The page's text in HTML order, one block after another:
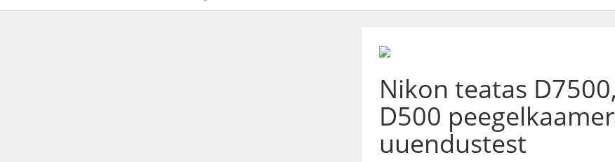
Nikon teatas
D500
uuendustest